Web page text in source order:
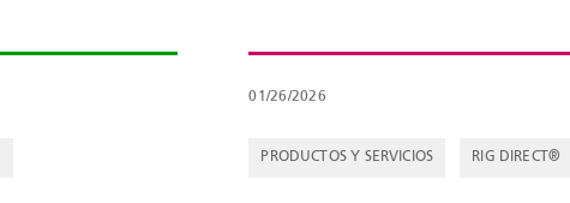
01/26/2026
PRODUCTOS Y SERVICIOS RIG DIRECT®